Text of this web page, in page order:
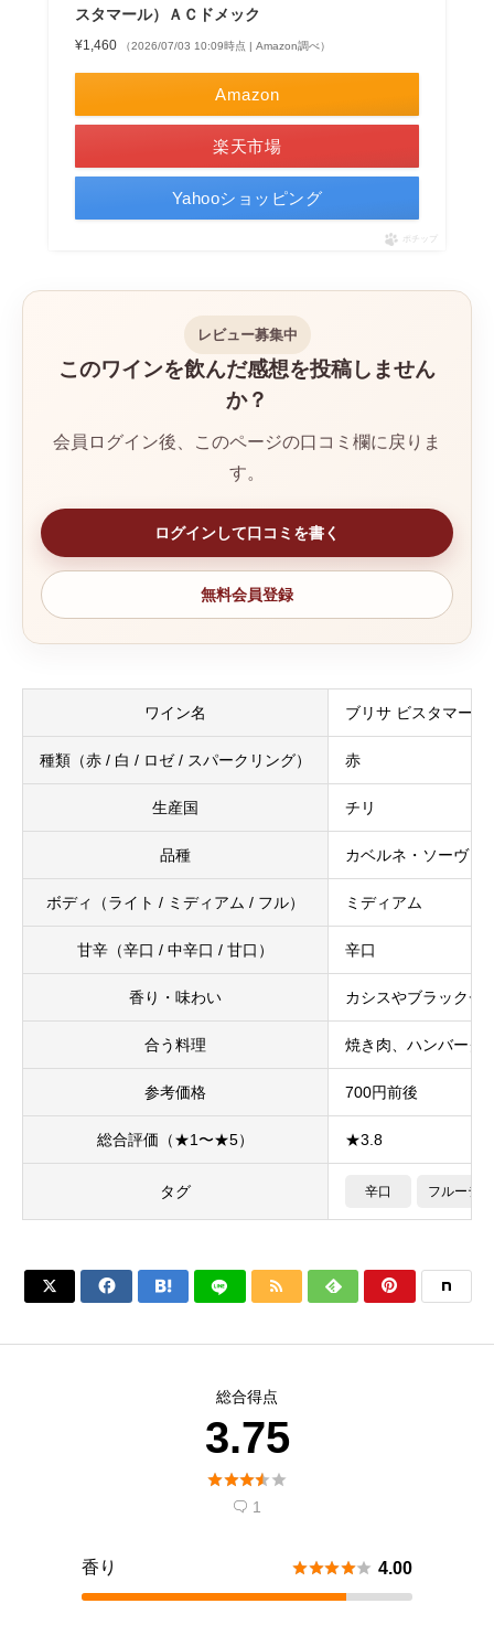
スタマール）ＡＣドメック
¥1,460 （2026/07/03 10:09時点 | Amazon調べ）
Amazon
楽天市場
Yahooショッピング
ポチップ
レビュー募集中
このワインを飲んだ感想を投稿しません
か？
会員ログイン後、このページの口コミ欄に戻りま
す。
ログインして口コミを書く
無料会員登録
ワイン名 ブリサ ビスタマー
種類（赤 / 白 / ロゼ / スパークリング） 赤
生産国 チリ
品種 カベルネ・ソーヴィ
ボディ（ライト / ミディアム / フル） ミディアム
甘辛（辛口 / 中辛口 / 甘口） 辛口
香り・味わい カシスやブラックチ
合う料理 焼き肉、ハンバーグ
参考価格 700円前後
総合評価（★1〜★5） ★3.8
タグ 辛口 フルーティ
     
総合得点
3.75

 1
香り  4.00